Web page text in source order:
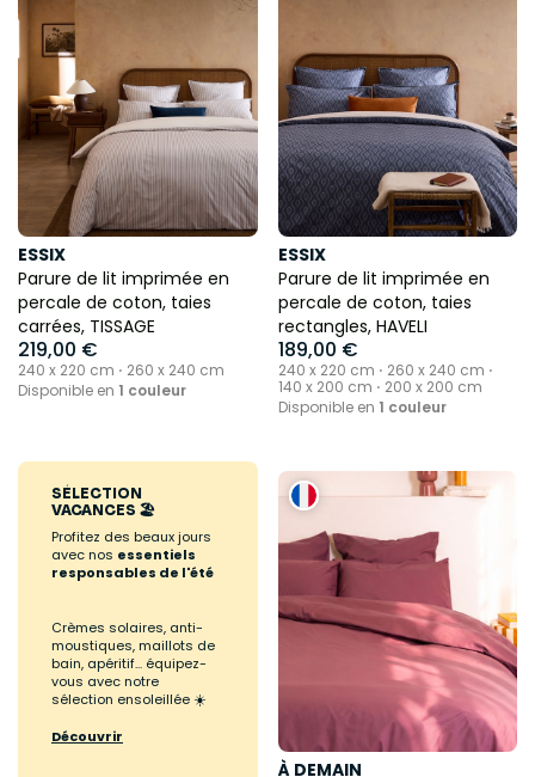
ESSIX
Parure de lit imprimée en
percale de coton, taies
carrées, TISSAGE
219,00 €
240 x 220 cm ⋅ 260 x 240 cm
Disponible en 1 couleur
ESSIX
Parure de lit imprimée en
percale de coton, taies
rectangles, HAVELI
189,00 €
240 x 220 cm ⋅ 260 x 240 cm ⋅
140 x 200 cm ⋅ 200 x 200 cm
Disponible en 1 couleur
SÉLECTION
VACANCES 🏖️
Profitez des beaux jours
avec nos essentiels
responsables de l'été
Crèmes solaires, anti-
moustiques, maillots de
bain, apéritif... équipez-
vous avec notre
sélection ensoleillée ☀️
Découvrir
À DEMAIN